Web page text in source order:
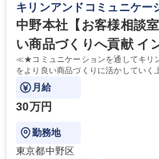
キリンアンドコミュニケー
中野本社【お客様相談
い商品づくりへ貢献 イ
≪★コミュニケーションを通してキリ
をより良い商品づくりに活かしていく
月給
30万円
勤務地
東京都中野区